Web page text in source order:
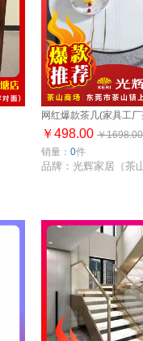
网红爆款茶几(家具工厂
￥498.00 ￥1698.00
销量： 0件
品牌：光辉家居（茶